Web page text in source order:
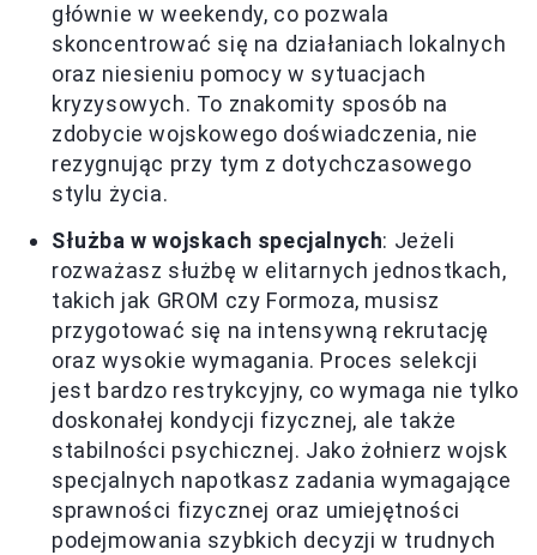
głównie w weekendy, co pozwala
skoncentrować się na działaniach lokalnych
oraz niesieniu pomocy w sytuacjach
kryzysowych. To znakomity sposób na
zdobycie wojskowego doświadczenia, nie
rezygnując przy tym z dotychczasowego
stylu życia.
Służba w wojskach specjalnych: Jeżeli
rozważasz służbę w elitarnych jednostkach,
takich jak GROM czy Formoza, musisz
przygotować się na intensywną rekrutację
oraz wysokie wymagania. Proces selekcji
jest bardzo restrykcyjny, co wymaga nie tylko
doskonałej kondycji fizycznej, ale także
stabilności psychicznej. Jako żołnierz wojsk
specjalnych napotkasz zadania wymagające
sprawności fizycznej oraz umiejętności
podejmowania szybkich decyzji w trudnych